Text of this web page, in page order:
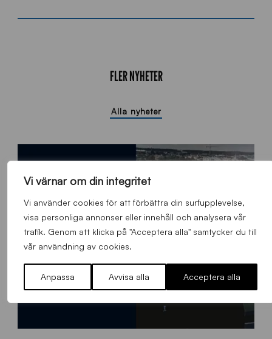
Vi värnar om din integritet
Vi använder cookies för att förbättra din surfupplevelse,
visa personliga annonser eller innehåll och analysera vår
trafik. Genom att klicka på "Acceptera alla" samtycker du till
vår användning av cookies.
Anpassa Avvisa alla Acceptera alla
FLER NYHETER
Alla nyheter